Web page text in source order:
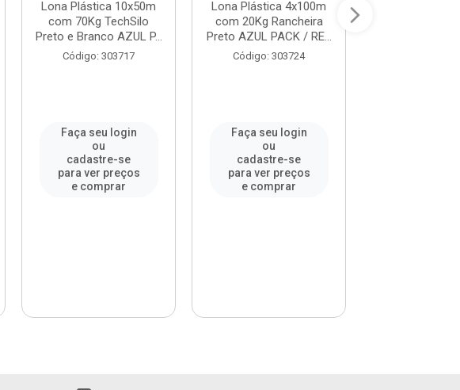
Lona Plástica 10x50m
com 70Kg TechSilo
Preto e Branco AZUL P...
Código: 303717
Faça seu login
ou
cadastre-se
para ver preços
e comprar
Lona Plástica 4x100m
com 20Kg Rancheira
Preto AZUL PACK / RE...
Código: 303724
Faça seu login
ou
cadastre-se
para ver preços
e comprar